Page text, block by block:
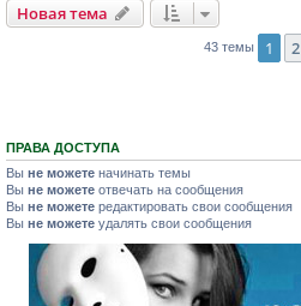
Новая тема
43 темы 1 2
ПРАВА ДОСТУПА
Вы не можете начинать темы
Вы не можете отвечать на сообщения
Вы не можете редактировать свои сообщения
Вы не можете удалять свои сообщения